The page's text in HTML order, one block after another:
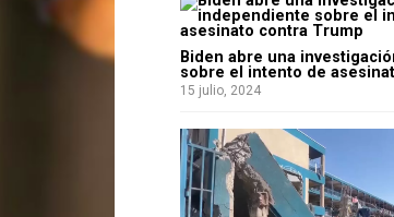
Biden abre una
sobre el intento de
15 julio, 2024